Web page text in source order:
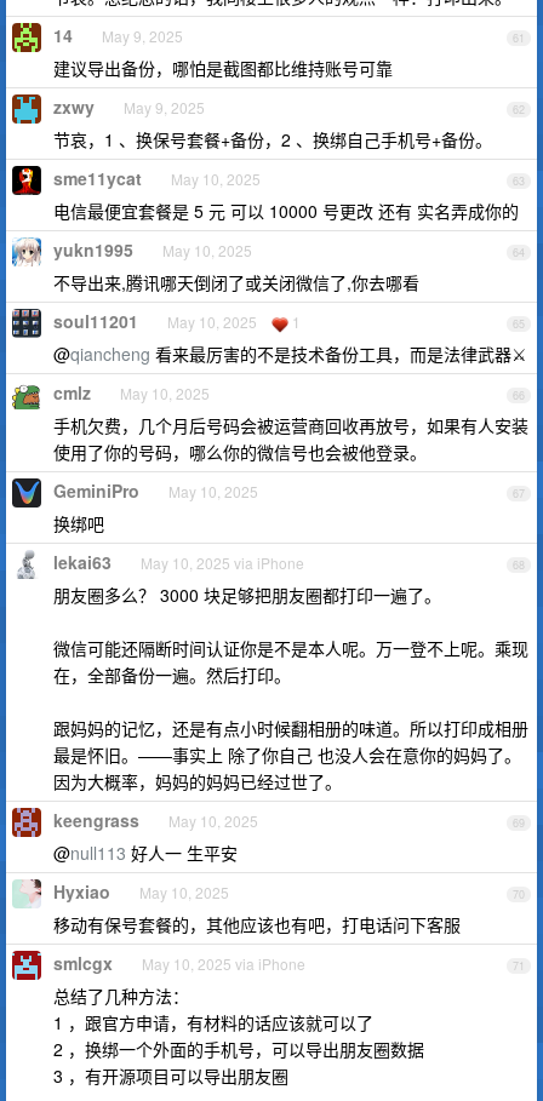
61
14 May 9, 2025
建议导出备份，哪怕是截图都比维持账号可靠
62
zxwy May 9, 2025
节哀，1 、换保号套餐+备份，2 、换绑自己手机号+备份。
63
sme11ycat May 10, 2025
电信最便宜套餐是 5 元 可以 10000 号更改 还有 实名弄成你的
64
yukn1995 May 10, 2025
不导出来,腾讯哪天倒闭了或关闭微信了,你去哪看
65
soul11201 May 10, 2025 1
@qiancheng 看来最厉害的不是技术备份工具，而是法律武器⚔️
66
cmlz May 10, 2025
手机欠费，几个月后号码会被运营商回收再放号，如果有人安装
使用了你的号码，哪么你的微信号也会被他登录。
67
GeminiPro May 10, 2025
换绑吧
68
lekai63 May 10, 2025 via iPhone
朋友圈多么？ 3000 块足够把朋友圈都打印一遍了。
微信可能还隔断时间认证你是不是本人呢。万一登不上呢。乘现
在，全部备份一遍。然后打印。
跟妈妈的记忆，还是有点小时候翻相册的味道。所以打印成相册
最是怀旧。——事实上 除了你自己 也没人会在意你的妈妈了。
因为大概率，妈妈的妈妈已经过世了。
69
keengrass May 10, 2025
@null113 好人一 生平安
70
Hyxiao May 10, 2025
移动有保号套餐的，其他应该也有吧，打电话问下客服
71
smlcgx May 10, 2025 via iPhone
总结了几种方法：
1 ，跟官方申请，有材料的话应该就可以了
2 ，换绑一个外面的手机号，可以导出朋友圈数据
3 ，有开源项目可以导出朋友圈